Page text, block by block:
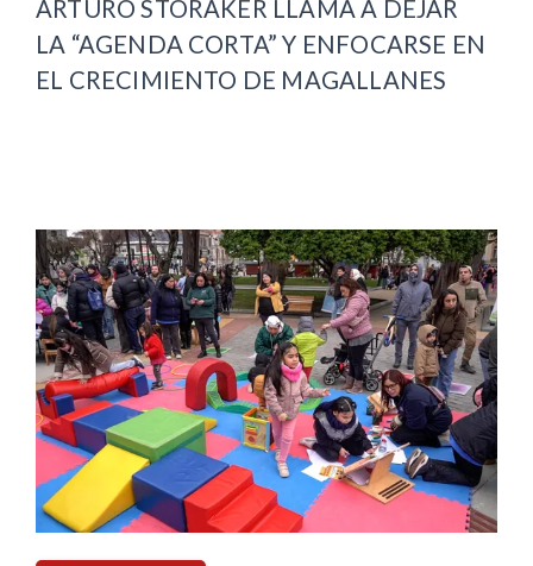
ARTURO STORAKER LLAMA A DEJAR
LA “AGENDA CORTA” Y ENFOCARSE EN
EL CRECIMIENTO DE MAGALLANES